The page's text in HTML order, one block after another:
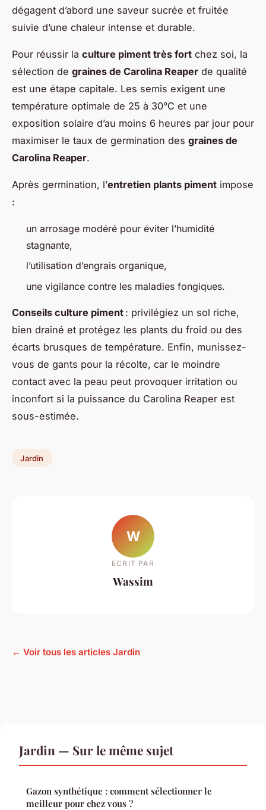
dégagent d’abord une saveur sucrée et fruitée
suivie d’une chaleur intense et durable.
Pour réussir la culture piment très fort chez soi, la
sélection de graines de Carolina Reaper de qualité
est une étape capitale. Les semis exigent une
température optimale de 25 à 30°C et une
exposition solaire d’au moins 6 heures par jour pour
maximiser le taux de germination des graines de
Carolina Reaper.
Après germination, l’entretien plants piment impose
:
un arrosage modéré pour éviter l’humidité
stagnante,
l’utilisation d’engrais organique,
une vigilance contre les maladies fongiques.
Conseils culture piment : privilégiez un sol riche,
bien drainé et protégez les plants du froid ou des
écarts brusques de température. Enfin, munissez-
vous de gants pour la récolte, car le moindre
contact avec la peau peut provoquer irritation ou
inconfort si la puissance du Carolina Reaper est
sous-estimée.
Jardin
W
ECRIT PAR
Wassim
← Voir tous les articles Jardin
Jardin — Sur le même sujet
Gazon synthétique : comment sélectionner le
meilleur pour chez vous ?